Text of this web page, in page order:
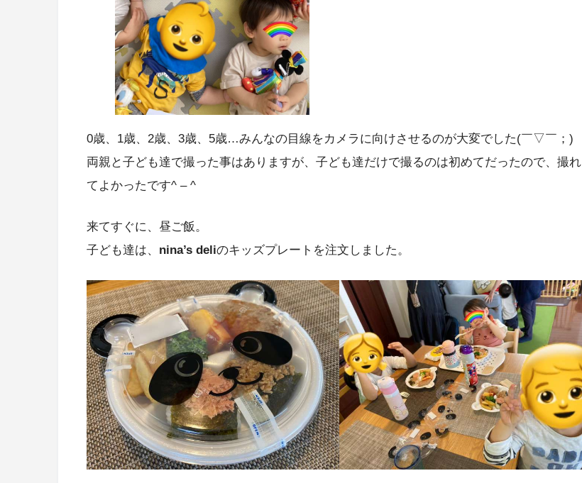
0歳、1歳、2歳、3歳、5歳…みんなの目線をカメラに向けさせるのが大変でした(￣▽￣；)
両親と子ども達で撮った事はありますが、子ども達だけで撮るのは初めてだったので、撮れ
てよかったです^ – ^
来てすぐに、昼ご飯。
子ども達は、 nina’s deliのキッズプレートを注文しました。